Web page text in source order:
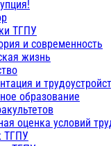
ТГПУ
и современность
жизнь
и
образование
оценка условий
ТГПУ